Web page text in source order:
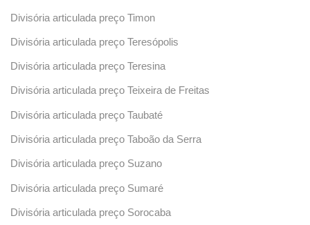
Divisória articulada preço Timon
Divisória articulada preço Teresópolis
Divisória articulada preço Teresina
Divisória articulada preço Teixeira de Freitas
Divisória articulada preço Taubaté
Divisória articulada preço Taboão da Serra
Divisória articulada preço Suzano
Divisória articulada preço Sumaré
Divisória articulada preço Sorocaba